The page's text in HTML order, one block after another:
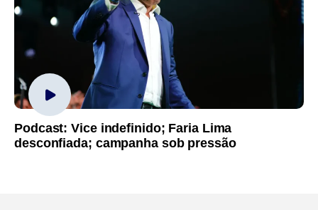
Podcast: Vice indefinido; Faria Lima
desconfiada; campanha sob pressão